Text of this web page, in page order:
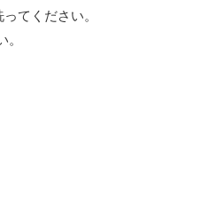
てください。